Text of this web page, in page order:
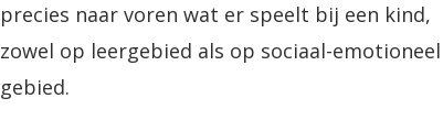
precies naar voren wat er speelt bij een kind,
zowel op leergebied als op sociaal-emotioneel
gebied.